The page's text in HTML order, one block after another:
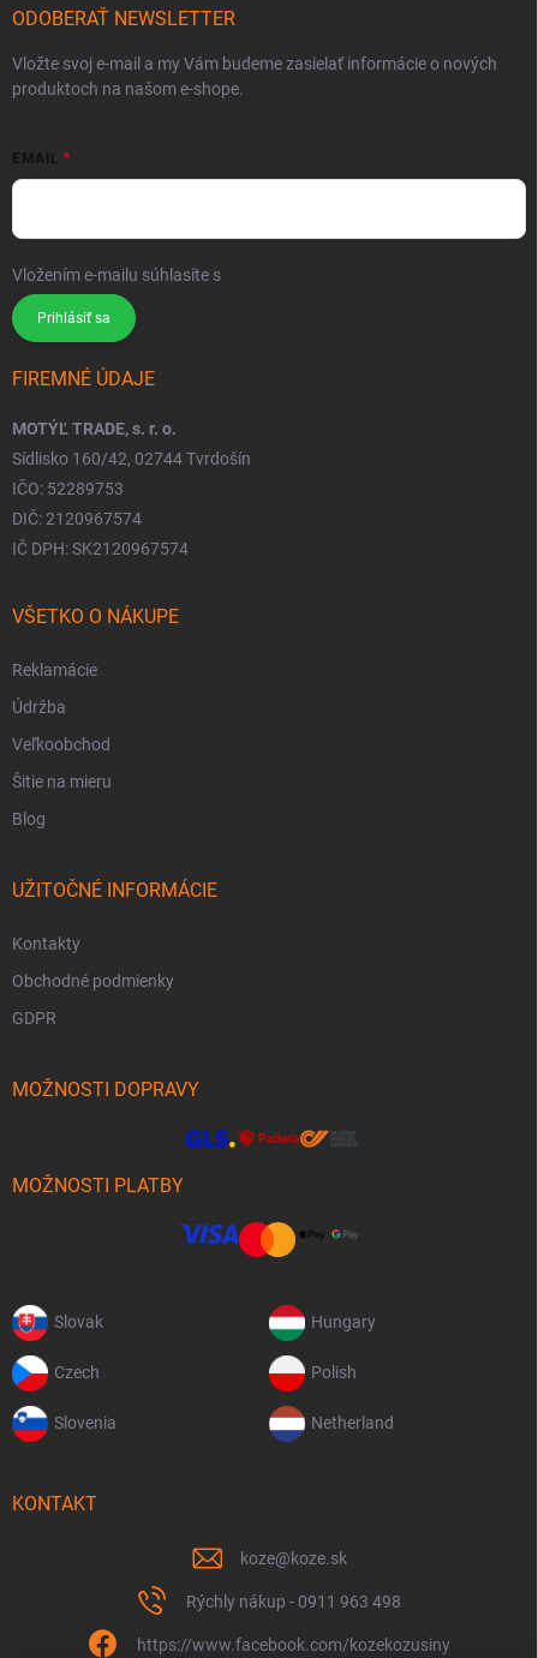
ODOBERAŤ NEWSLETTER
Vložte svoj e-mail a my Vám budeme zasielať informácie o nových
produktoch na našom e-shope.
EMAIL
Vložením e-mailu súhlasíte s
Prihlásiť sa
FIREMNÉ ÚDAJE
MOTÝĽ TRADE, s. r. o.
Sídlisko 160/42, 02744 Tvrdošín
IČO: 52289753
DIČ: 2120967574
IČ DPH: SK2120967574
VŠETKO O NÁKUPE
Reklamácie
Údržba
Veľkoobchod
Šitie na mieru
Blog
UŽITOČNÉ INFORMÁCIE
Kontakty
Obchodné podmienky
GDPR
MOŽNOSTI DOPRAVY
MOŽNOSTI PLATBY
Slovak Hungary
Czech Polish
Slovenia Netherland
KONTAKT
koze@koze.sk
Rýchly nákup - 0911 963 498
https://www.facebook.com/kozekozusiny